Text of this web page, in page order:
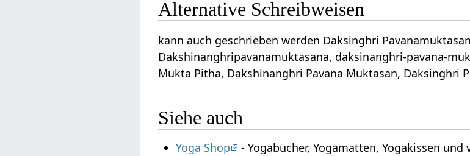
Alternative Schreibweisen
kann auch geschrieben werden Daksinghri
Dakshinanghripavanamuktasana, daksinanghri-pavana-
Mukta Pitha, Dakshinanghri Pavana Muktasan, Daksinghri
Siehe auch
Yoga Shop
- Yogabücher, Yogamatten, Yogakissen und